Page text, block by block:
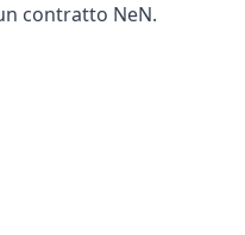
contratto NeN.